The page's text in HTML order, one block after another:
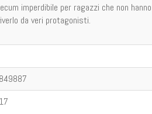
imperdibile per ragazzi che non
da veri protagonisti.